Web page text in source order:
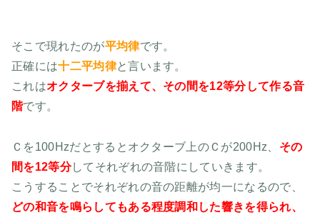
そこで現れたのが平均律です。
正確には十二平均律と言います。
これはオクターブを揃えて、その間を12等分して作る音
階です。
Ｃを100Hzだとするとオクターブ上のＣが200Hz、 その
間を12等分してそれぞれの音階にしていきます。
こうすることでそれぞれの音の距離が均一になるので、
どの和音を鳴らしてもある程度調和した響きを得られ、